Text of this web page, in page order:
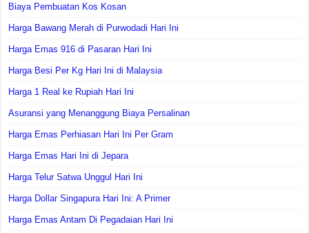
Biaya Pembuatan Kos Kosan
Harga Bawang Merah di Purwodadi Hari Ini
Harga Emas 916 di Pasaran Hari Ini
Harga Besi Per Kg Hari Ini di Malaysia
Harga 1 Real ke Rupiah Hari Ini
Asuransi yang Menanggung Biaya Persalinan
Harga Emas Perhiasan Hari Ini Per Gram
Harga Emas Hari Ini di Jepara
Harga Telur Satwa Unggul Hari Ini
Harga Dollar Singapura Hari Ini: A Primer
Harga Emas Antam Di Pegadaian Hari Ini